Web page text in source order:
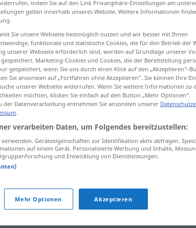
Revision
indem Sie auf den Link Privatsphäre-Einstellungen am
gelten innerhalb unseres Website. Weitere Informationen
Sie unsere Webseite bestmöglich nutzen und wir besser mit Ihnen
funktionale und statistische Cookies, die für den Betrieb der
unserer Webseite erforderlich sind, werden auf Grundlage unserer
Marketing-Cookies und Cookies, die der Bereitstellung
gespeichert, wenn Sie uns durch einen Klick auf den „Akzeptieren“-
Sie ansonsten auf „Fortfahren ohne Akzeptieren“. Sie können Ihre
unserer Webseite widerrufen. Wenn Sie weitere Informationen zu
möchten, klicken Sie einfach auf den Button „Mehr Optionen“.
der Datenverarbeitung entnehmen Sie ansonsten unserer
.
verarbeiten Daten, um Folgendes bereitzustellen:
verwenden. Geräteeigenschaften zur Identifikation aktiv abfragen.
auf einem Gerät. Personalisierte Werbung und Inhalte,
und Entwicklung von Dienstleistungen.
Mehr Optionen Akzeptieren